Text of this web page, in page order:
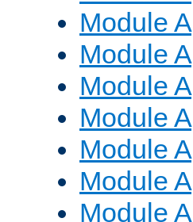
Module
Module
Module
Module
Module
Module
Module